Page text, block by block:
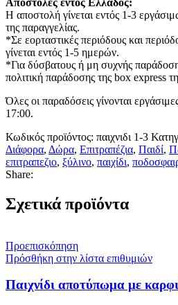
Η αποστολή γίνεται εντός 1-3
της παραγγελίας.
*Σε εορταστικές περιόδους και
γίνεται εντός 1-5 ημερών.
*Για δύσβατους ή μη συχνής
πολιτική παράδοσης της box express
Όλες οι παραδόσεις γίνονται
17:00.
Κωδικός προϊόντος: παιχνιδι 1-3
Διάφορα, Δώρα, Επιτραπέζια, Παιδί,
επιτραπεζιο, ξύλινο, παιχίδι,
Share:
Σχετικά προϊόντα
Προεπισκόπηση
Πρόσθήκη στην λίστα επιθυμιών
Παιχνίδι αποτύπωμα με